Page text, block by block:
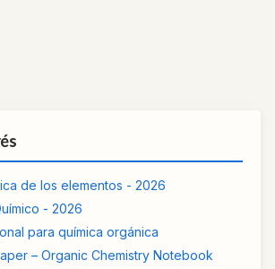
de los elementos - 2026
- 2026
para química orgánica
– Organic Chemistry Notebook